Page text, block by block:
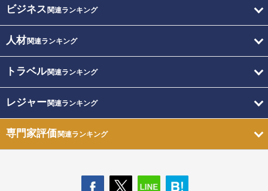
ビジネス 関連ランキング
人材関連ランキング
トラベル関連ランキング
レジャー関連ランキング
専門家評価関連ランキング